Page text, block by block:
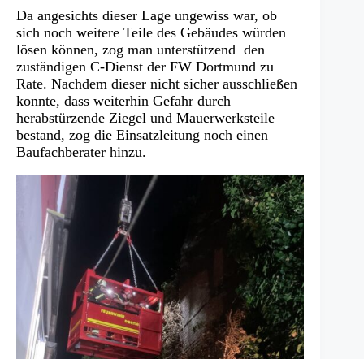
Da angesichts dieser Lage ungewiss war, ob
sich noch weitere Teile des Gebäudes würden
lösen können, zog man unterstützend den
zuständigen C-Dienst der FW Dortmund zu
Rate. Nachdem dieser nicht sicher ausschließen
konnte, dass weiterhin Gefahr durch
herabstürzende Ziegel und Mauerwerksteile
bestand, zog die Einsatzleitung noch einen
Baufachberater hinzu.